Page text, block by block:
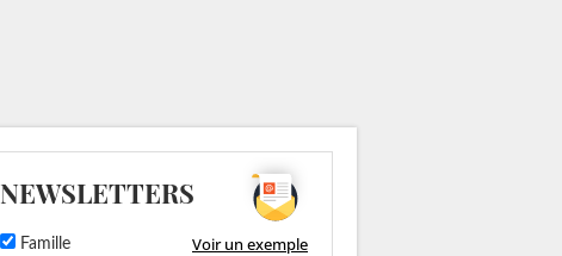
NEWSLETTERS
Famille Voir un exemple